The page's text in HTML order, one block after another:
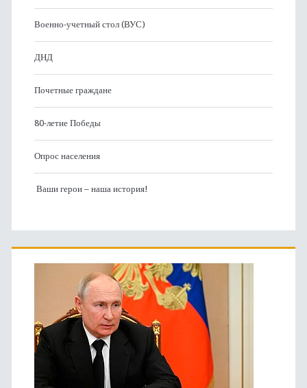
Военно-учетный стол (ВУС)
ДНД
Почетные граждане
80-летие Победы
Опрос населения
Ваши герои – наша история!